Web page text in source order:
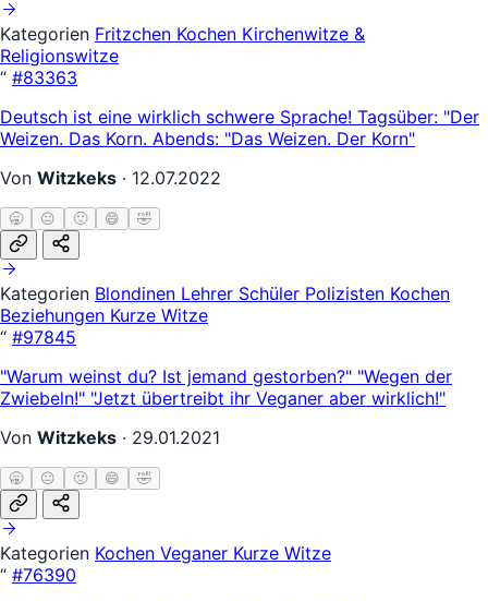
Kategorien Fritzchen Kochen Kirchenwitze &
Religionswitze
“ #83363
Deutsch ist eine wirklich schwere Sprache! Tagsüber: "Der
Weizen. Das Korn. Abends: "Das Weizen. Der Korn"
Von Witzkeks · 12.07.2022
🥱 😐 🙂 😄 🤣
Kategorien Blondinen Lehrer Schüler Polizisten Kochen
Beziehungen Kurze Witze
“ #97845
"Warum weinst du? Ist jemand gestorben?" "Wegen der
Zwiebeln!" "Jetzt übertreibt ihr Veganer aber wirklich!"
Von Witzkeks · 29.01.2021
🥱 😐 🙂 😄 🤣
Kategorien Kochen Veganer Kurze Witze
“ #76390